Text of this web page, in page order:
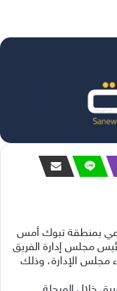
بمنطقة تبوك أمس
الجاري ٢٠٢٠ ، برئاسة رئيس مجلس إدارة الفريق
مجلس الإدارة، وذلك